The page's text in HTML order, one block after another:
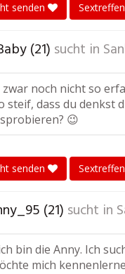
senden
(21) sucht in
zwar noch nicht so
steif, dass du denkst
😉
senden
(21) sucht in
bin die Anny. Ich
mich